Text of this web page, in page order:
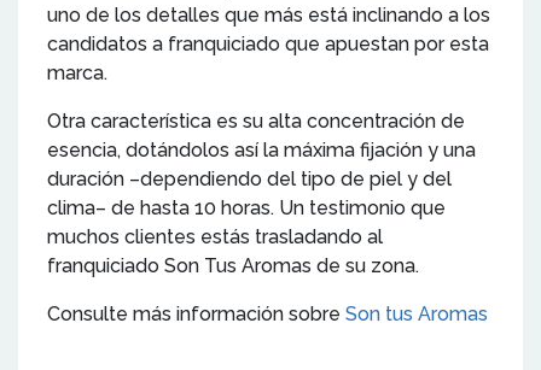
uno de los detalles que más está inclinando a los
candidatos a franquiciado que apuestan por esta
marca.
Otra característica es su alta concentración de
esencia, dotándolos así la máxima fijación y una
duración –dependiendo del tipo de piel y del
clima– de hasta 10 horas. Un testimonio que
muchos clientes estás trasladando al
franquiciado Son Tus Aromas de su zona.
Consulte más información sobre Son tus Aromas